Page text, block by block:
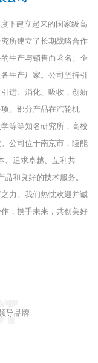
下建立起来的国家级高
所建立了长期战略合作
生产与销售而著名。企
生产厂家。公司坚持引
进、消化、吸收，创新
。部分产品在汽轮机
等等知名研究所，高校
公司位于南京市，陵能
、追求卓越、互利共
和良好的技术服务。
力。我们热忱欢迎并诚
，携手未来，共创美好
导品牌